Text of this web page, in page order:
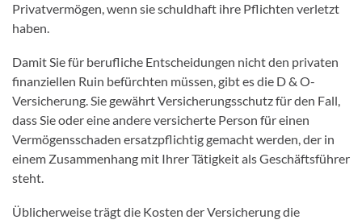
Privatvermögen, wenn sie schuldhaft ihre Pflichten verletzt
haben.
Damit Sie für berufliche Entscheidungen nicht den privaten
finanziellen Ruin befürchten müssen, gibt es die D & O-
Versicherung. Sie gewährt Versicherungsschutz für den Fall,
dass Sie oder eine andere versicherte Person für einen
Vermögensschaden ersatzpflichtig gemacht werden, der in
einem Zusammenhang mit Ihrer Tätigkeit als Geschäftsführer
steht.
Üblicherweise trägt die Kosten der Versicherung die